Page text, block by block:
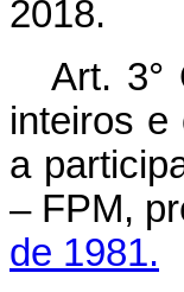
Art. 3°
inteiros e
a
– FPM,
de 1981.